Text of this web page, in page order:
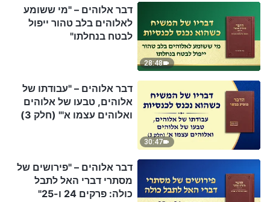
28:48
דבר אלוהים – "מי ששומע
לאלוהים בלב טהור ייפול
לבטח בנחלתו"
30:47
דבר אלוהים – "עבודתו של
אלוהים, טבעו של אלוהים
ואלוהים עצמו א'" (חלק 3)
דבר אלוהים – "פירושים של
מסתרי דברי האל לתבל
כולה: פרקים 24 ו-25"